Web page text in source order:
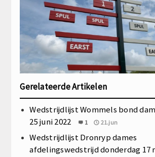
Gerelateerde Artikelen
Wedstrijdlijst Wommels bond
25 juni 2022
1 21.jun
Wedstrijdlijst Dronryp dames
afdelingswedstrijd donderdag 17